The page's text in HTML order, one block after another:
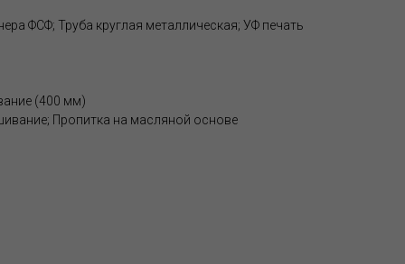
ФСФ; Труба круглая металлическая; УФ печать
(400 мм)
Пропитка на масляной основе